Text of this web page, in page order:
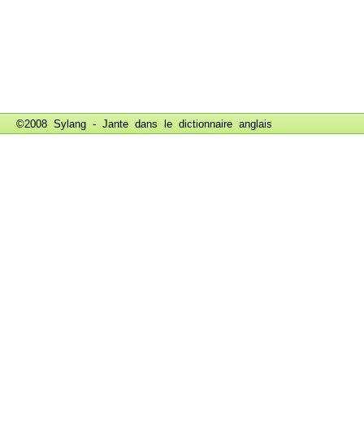
©2008 Sylang - Jante dans le dictionnaire anglais